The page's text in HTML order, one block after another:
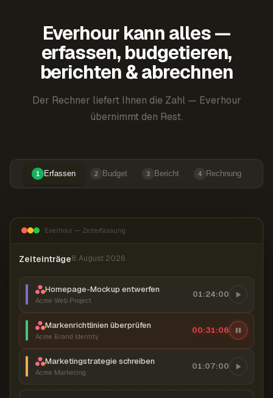
Everhour kann alles —
erfassen, budgetieren,
berichten & abrechnen
Der Rechner liefert Ihnen die Zahl — Everhour
übernimmt den Rest.
1 Erfassen 2 Budget 3 Bericht 4 Rechnung
Everhour — Zeiterfassung
Zeiteinträge8. August 2026
Homepage-Mockup entwerfen
Acme Web Project
01:24:00
Markenrichtlinien überprüfen
Acme Brand Identity
00:31:07
Marketingstrategie schreiben
Acme Marketing
01:07:00